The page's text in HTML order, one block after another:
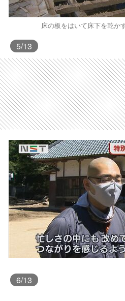
床の板をはいて床下を乾か
5/13
6/13